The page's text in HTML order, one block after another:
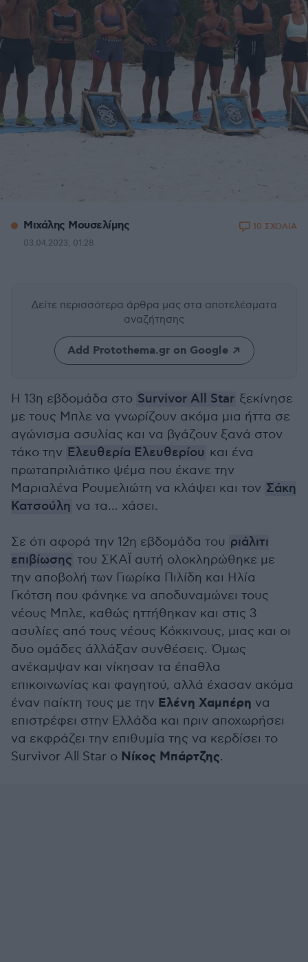
Μιχάλης Μουσελίμης
03.04.2023, 01:28
10 ΣΧΟΛΙΑ
Δείτε περισσότερα άρθρα μας στα αποτελέσματα
αναζήτησης
Add Protothema.gr on Google
Η 13η εβδομάδα στο Survivor All Star ξεκίνησε
με τους Μπλε να γνωρίζουν ακόμα μια ήττα σε
αγώνισμα ασυλίας και να βγάζουν ξανά στον
τάκο την Ελευθερία Ελευθερίου και ένα
πρωταπριλιάτικο ψέμα που έκανε την
Μαριαλένα Ρουμελιώτη να κλάψει και τον Σάκη
Κατσούλη να τα... χάσει.
Σε ότι αφορά την 12η εβδομάδα του ριάλιτι
επιβίωσης του ΣΚΑΪ αυτή ολοκληρώθηκε με
την αποβολή των Γιωρίκα Πιλίδη και Ηλία
Γκότση που φάνηκε να αποδυναμώνει τους
νέους Μπλε, καθώς ηττήθηκαν και στις 3
ασυλίες από τους νέους Κόκκινους, μιας και οι
δυο ομάδες άλλάξαν συνθέσεις. Όμως
ανέκαμψαν και νίκησαν τα έπαθλα
επικοινωνίας και φαγητού, αλλά έχασαν ακόμα
έναν παίκτη τους με την Ελένη Χαμπέρη να
επιστρέφει στην Ελλάδα και πριν αποχωρήσει
να εκφράζει την επιθυμία της να κερδίσει το
Survivor All Star ο Νίκος Μπάρτζης.